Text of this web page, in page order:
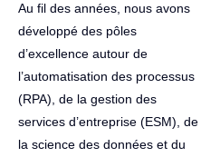
Au fil des années, nous avons
développé des pôles
d’excellence autour de
l’automatisation des processus
(RPA), de la gestion des
services d’entreprise (ESM), de
la science des données et du